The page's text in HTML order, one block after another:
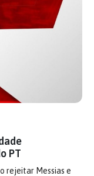
PT
rejeitar Messias e